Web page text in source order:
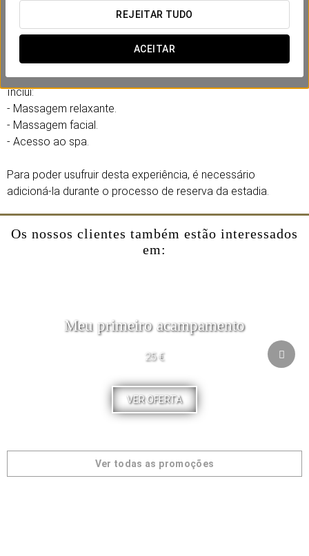
REJEITAR TUDO
ACEITAR
estar, a calma e o cuidado pessoal.
O plano perfeito para se reconectar consigo mesmo e
entregar-se a uma sensação de relaxamento absoluto.
Inclui:
- Massagem relaxante.
- Massagem facial.
- Acesso ao spa.
Para poder usufruir desta experiência, é necessário
adicioná-la durante o processo de reserva da estadia.
Os nossos clientes também estão interessados
em:
Meu primeiro acampamento
25 €
VER OFERTA
Ver todas as promoções